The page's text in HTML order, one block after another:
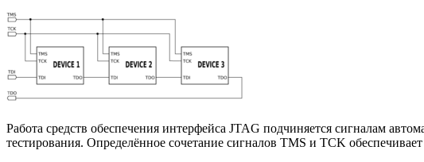
Работа средств обеспечения интерфейса JTAG подчиняется сигналам
тестирования. Определённое сочетание сигналов TMS и TCK